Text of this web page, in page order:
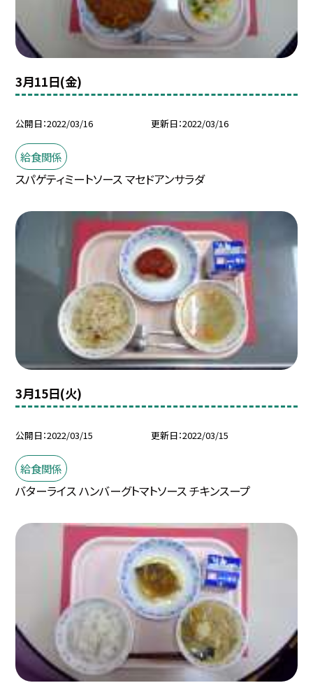
3月11日(金)
公開日 2022/03/16 更新日 2022/03/16
給食関係
スパゲティミートソース マセドアンサラダ
3月15日(火)
公開日 2022/03/15 更新日 2022/03/15
給食関係
バターライス ハンバーグトマトソース チキンスープ